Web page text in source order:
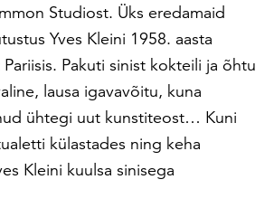
Studiost. Üks eredamaid
Yves Kleini 1958. aasta
Pariisis. Pakuti sinist kokteili ja õhtu
lausa igavavõitu, kuna
ühtegi uut kunstiteost… Kuni
külastades ning keha
Kleini kuulsa sinisega